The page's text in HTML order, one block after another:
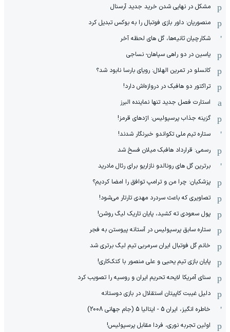
مشکل در نهایی شدن خرید جدید آرسنال
منصوریان: داور بازی فوتبال را به بوکس تبدیل کرد
شکارچیان ثانیه‌ها، گل های لحظه آخر
یاسین در دو راهی سپاهان- نساجی
کانسلو در تمرین الهلال: رویای بارسا نابود شد؟
تراکتور دو هافبک در دروازه‌اش دارد!
استارت فصل جدید تنها نماینده البرز
گزینه جذاب پرسپولیس: اژدهای قرمز!
ستاره تیم ملی تکواندو خبرنگار شدند!
رسمی: قرارداد هافبک میلان فسخ شد
برترین گل های رونالدو نازاریو برای رئال مادرید
پزشکیان: چرا من و ترامپ توافق را امضا کردیم؟
تصاویری که باعث سردرد مهدی تارتار می‌شود!
پول سعودی ته کشید، پایان تاریک لیگ روشن!
ستاره سابق پرسپولیس در آستانه پیوستن به فجر
خانم گل فوتبال ایران سرمربی تیم لیگ برتری شد
پایان بازی تیم یحیی و علی منصور با کتک‌کاری!
سنای آمریکا لایحه تحریم ایران و روسیه را تصویب کرد
دلیل غیبت کاپیتان استقلال در بازی دوستانه
خاطره انگیز، ایران 5 - ایتالیا 5 (جام جهانی 2008)
اولین تجربه نوری، فردا مقابل پرسپولیس!